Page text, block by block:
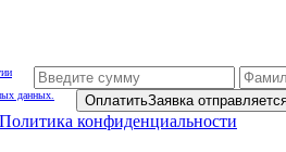
данных. ОплатитьЗаявка
Политика конфиденциальности